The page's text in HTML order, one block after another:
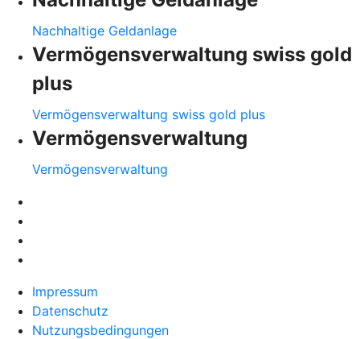
Nachhaltige Geldanlage
Vermögensverwaltung swiss gold
plus
Vermögensverwaltung swiss gold plus
Vermögensverwaltung
Vermögensverwaltung
Impressum
Datenschutz
Nutzungsbedingungen